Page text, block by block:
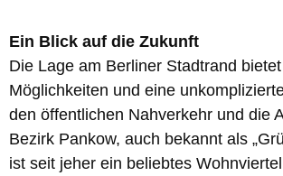
Ein Blick auf die Zukunft
Die Lage am Berliner Stadtrand
Möglichkeiten und eine
den öffentlichen Nahverkehr und die
Bezirk Pankow, auch bekannt als
ist seit jeher ein beliebtes